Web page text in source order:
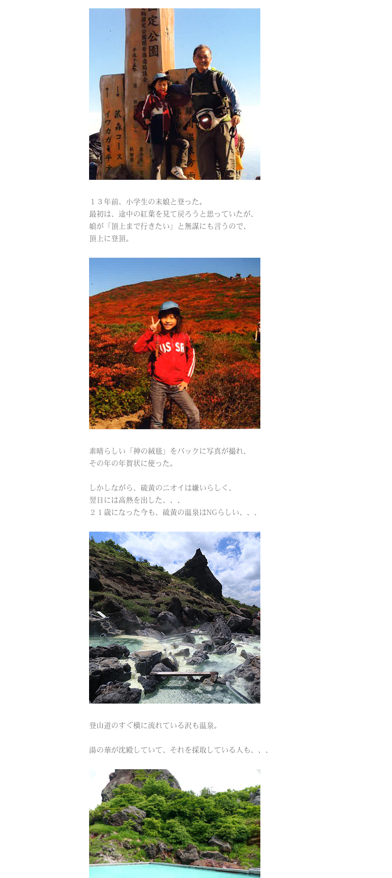
１３年前、小学生の末娘と登った。
最初は、途中の紅葉を見て戻ろうと思っていたが、
娘が「頂上まで行きたい」と無謀にも言うので、
頂上に登頂。
素晴らしい「神の絨毯」をバックに写真が撮れ、
その年の年賀状に使った。
しかしながら、硫黄のニオイは嫌いらしく、
翌日には高熱を出した、、、
２１歳になった今も、硫黄の温泉はNGらしい、、、
登山道のすぐ横に流れている沢も温泉。
湯の華が沈殿していて、それを採取している人も、、、